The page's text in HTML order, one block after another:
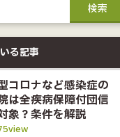
る記事
コロナなど感染症の
は全疾病保障付団信
象？条件を解説